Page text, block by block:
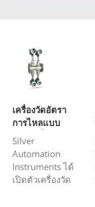
เครื่องวัดอัตรา
การไหลแบบ
กระแสน้ำวนรุ่น
STLU-G
Silver
Automation
Instruments ได้
เปิดตัวเครื่องวัด